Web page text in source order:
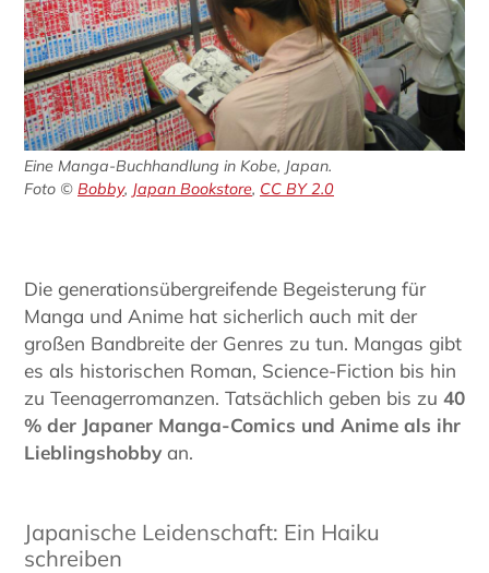
Eine Manga-Buchhandlung in Kobe, Japan.
Foto © Bobby, Japan Bookstore, CC BY 2.0
Die generationsübergreifende Begeisterung für
Manga und Anime hat sicherlich auch mit der
großen Bandbreite der Genres zu tun. Mangas gibt
es als historischen Roman, Science-Fiction bis hin
zu Teenagerromanzen. Tatsächlich geben bis zu 40
% der Japaner Manga-Comics und Anime als ihr
Lieblingshobbyan.
Japanische Leidenschaft: Ein Haiku
schreiben